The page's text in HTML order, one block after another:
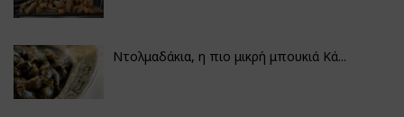
Ντολμαδάκια, η πιο μικρή μπουκιά Κά...